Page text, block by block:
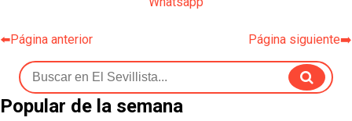
⬅️Página anterior Página siguiente➡️
Popular de la semana